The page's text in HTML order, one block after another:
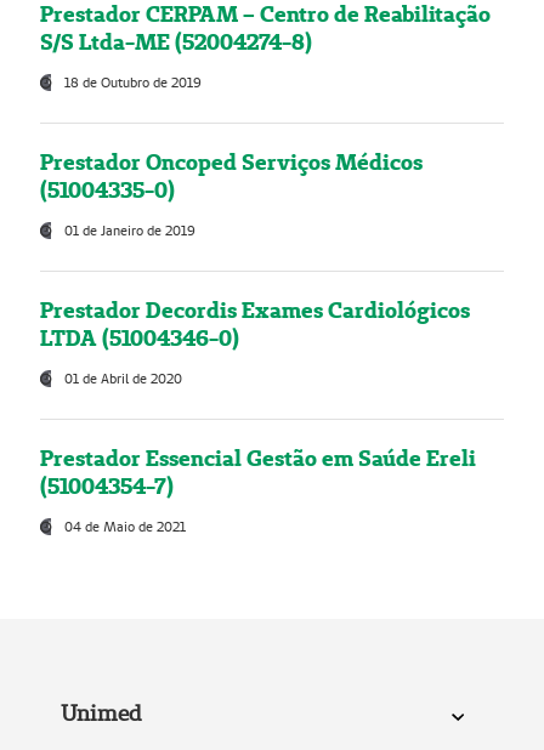
Prestador CERPAM – Centro de Reabilitação
S/S Ltda-ME (52004274-8)
18 de Outubro de 2019
Prestador Oncoped Serviços Médicos
(51004335-0)
01 de Janeiro de 2019
Prestador Decordis Exames Cardiológicos
LTDA (51004346-0)
01 de Abril de 2020
Prestador Essencial Gestão em Saúde Ereli
(51004354-7)
04 de Maio de 2021
Unimed